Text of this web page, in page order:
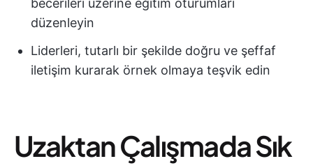
becerileri üzerine eğitim oturumları
düzenleyin
Liderleri, tutarlı bir şekilde doğru ve şeffaf
iletişim kurarak örnek olmaya teşvik edin
Uzaktan Çalışmada Sık